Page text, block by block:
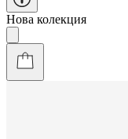
Нова колекция